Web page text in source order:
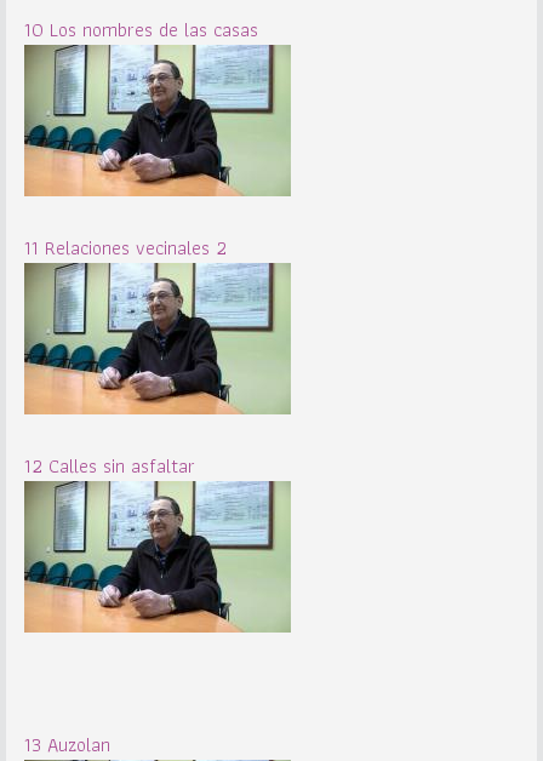
10 Los nombres de las casas
11 Relaciones vecinales 2
12 Calles sin asfaltar
13 Auzolan